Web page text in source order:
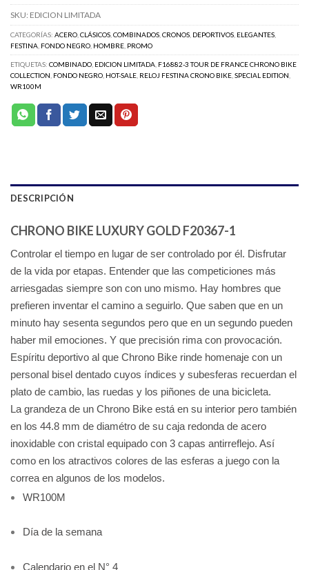
SKU: EDICION LIMITADA
CATEGORÍAS: ACERO CLÁSICOS COMBINADOS CRONOS DEPORTIVOS ELEGANTES
FESTINA FONDO NEGRO HOMBRE PROMO
ETIQUETAS: COMBINADO EDICION LIMITADA F16882-3 TOUR DE FRANCE CHRONO BIKE
COLLECTION FONDO NEGRO HOT-SALE RELOJ FESTINA CRONO BIKE SPECIAL EDITION
WR100M
DESCRIPCIÓN
CHRONO BIKE LUXURY GOLD F20367-1
Controlar el tiempo en lugar de ser controlado por él. Disfrutar
de la vida por etapas. Entender que las competiciones más
arriesgadas siempre son con uno mismo. Hay hombres que
prefieren inventar el camino a seguirlo. Que saben que en un
minuto hay sesenta segundos pero que en un segundo pueden
haber mil emociones. Y que precisión rima con provocación.
Espíritu deportivo al que Chrono Bike rinde homenaje con un
personal bisel dentado cuyos índices y subesferas recuerdan el
plato de cambio, las ruedas y los piñones de una bicicleta.
La grandeza de un Chrono Bike está en su interior pero también
en los 44.8 mm de diamétro de su caja redonda de acero
inoxidable con cristal equipado con 3 capas antirreflejo. Así
como en los atractivos colores de las esferas a juego con la
correa en algunos de los modelos.
WR100M
Día de la semana
Calendario en el N° 4